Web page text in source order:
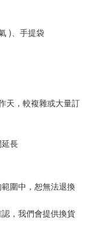
)、手提袋
天，較複雜或大量訂
長
圍中，恕無法退換
，我們會提供換貨